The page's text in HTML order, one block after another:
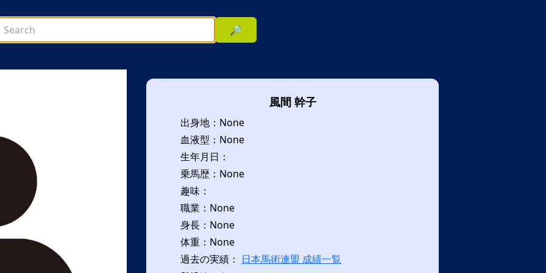
🔎
風間 幹子
出身地：None
血液型：None
生年月日：
乗馬歴：None
趣味：
職業：None
身長：None
体重：None
過去の実績： 日本馬術連盟 成績一覧